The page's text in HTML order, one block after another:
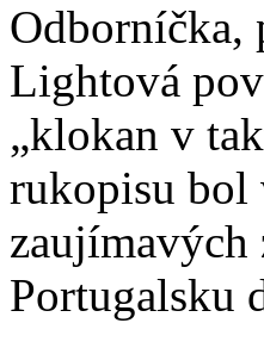
Odborníčka,
Lightová
„klokan v
rukopisu bol
zaujímavých
Portugalsku